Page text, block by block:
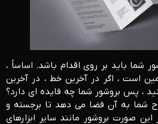
شما باید بر روی اقدام باشد. اساساً ،
است ، اگر در آخرین خط ، در آخرین
، پس بروشور شما چه فایده ای دارد؟
شما به آن فضا می دهد تا برجسته و
صورت بروشور مانند سایر ابزارهای